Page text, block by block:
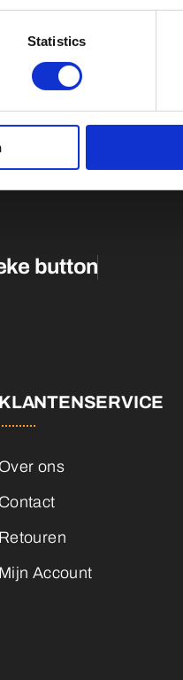
Statistics
KLANTENSERVICE
Over ons
Contact
Retouren
Mijn Account